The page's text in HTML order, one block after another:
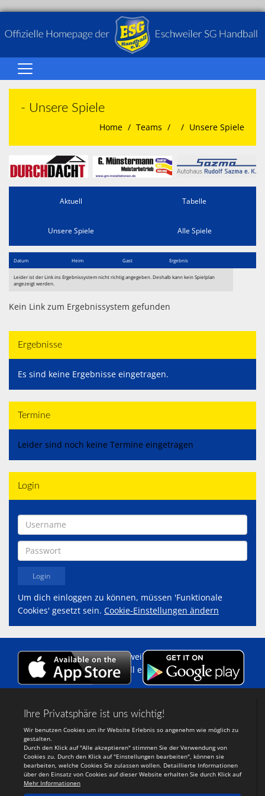
Home
Über Uns
Sponsoren
Shop
- Unsere Spiele
Home Teams Unsere Spiele
Aktuell Tabelle
Unsere Spiele Alle Spiele
Datum Heim Gast Ergebnis
Leider ist der Link ins Ergebnissystem nicht richtig angegeben. Deshalb kann kein Spielplan
angezeigt werden.
Kein Link zum Ergebnissystem gefunden
Ergebnisse
Es sind keine Ergebnisse eingetragen.
Termine
Leider sind noch keine Termine eingetragen
Login
Um dich einloggen zu können, müssen 'Funktionale
Cookies' gesetzt sein. Cookie-Einstellungen ändern
Copyright 2014 - 2026 Eschweiler
Sportgemeinschaft Handball e.V.
TeamSports 2
Ein System dertewesolUG
(haftungsbeschrÃ¤nkt)